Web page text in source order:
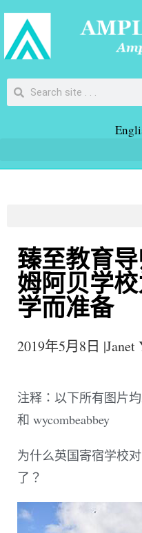
臻至教育
姆阿贝学
学而准备
2019年5月8日 |Janet
注释：以下所有图片
和 wycombeabbey
为什么英国寄宿学校
了？